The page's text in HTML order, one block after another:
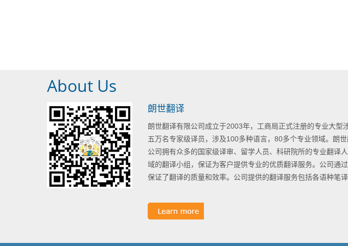
About Us
朗世翻译
朗世翻译有限公司成立于2003年，工商局正式注册的专业大
五万名专家级译员，涉及100多种语言，80多个专业领域。朗
公司拥有众多的国家级译审、留学人员、科研院所的专业翻译
域的翻译小组，保证为客户提供专业的优质翻译服务。公司通
保证了翻译的质量和效率。公司提供的翻译服务包括各语种笔